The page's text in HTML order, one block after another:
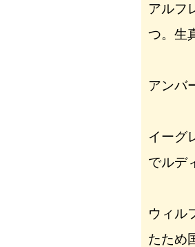
アルフ
つ。生
アンバ
イーグ
でルデ
ウィル
たため